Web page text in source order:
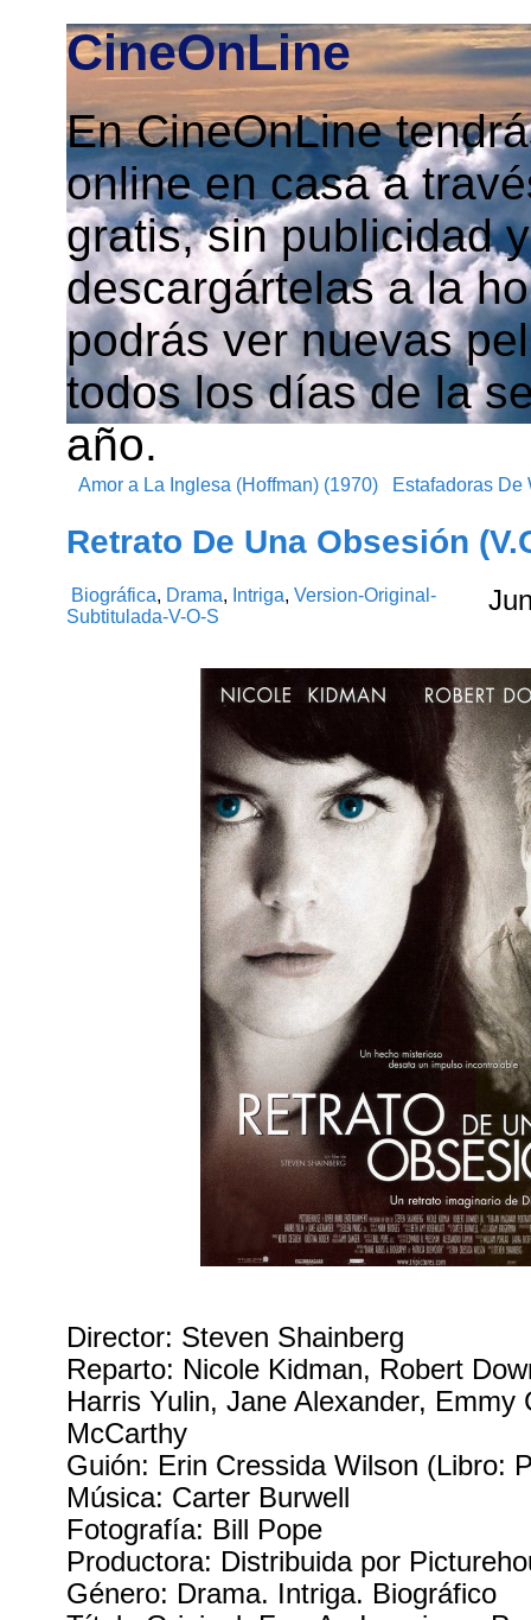
CineOnLine
En CineOnLine
online en casa a
gratis, sin publicidad
descargártelas a la
podrás ver nuevas
todos los días de la
año.
Amor a La Inglesa (Hoffman) (1970) Estafadoras De
Retrato De Una Obsesión
Biográfica, Drama, Intriga,Version-Original-
Subtitulada-V-O-S
Director: Steven Shainberg
Reparto: Nicole Kidman, Robert
Harris Yulin, Jane Alexander, Emmy
McCarthy
Guión: Erin Cressida Wilson (Libro:
Música: Carter Burwell
Fotografía: Bill Pope
Productora: Distribuida por
Género: Drama. Intriga. Biográfico